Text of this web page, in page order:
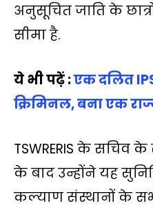
अनुसूचित जाति के
सीमा है.
ये भी पढ़ें :एक दलित
क्रिमिनल, बना एक
TSWRERIS के सचिव
के बाद उन्होंने यह
कल्याण संस्थानों के